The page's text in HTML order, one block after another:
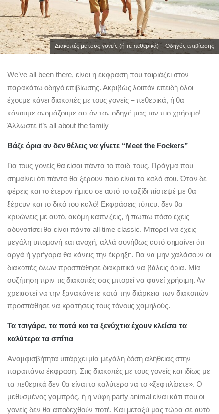
Διακοπές με τους γονείς (ή τα πεθερικά) – Οδηγός επιβίωσης
We’ve all been there, είναι η έκφραση που ταιριάζει στον
παρακάτω οδηγό επιβίωσης. Ακριβώς λοιπόν επειδή όλοι
έχουμε κάνει διακοπές με τους γονείς – πεθερικά, ή θα
κάνουμε ονομάζουμε αυτόν τον οδηγό μας τον πιο χρήσιμο!
Άλλωστε it’s all about the family.
Βάζε όρια αν δεν θέλεις να γίνετε “Meet the Fockers”
Για τους γονείς θα είσαι πάντα το παιδί τους. Πράγμα που
σημαίνει ότι πάντα θα ξέρουν ποιο είναι το καλό σου. Όταν δε
φέρεις και το έτερον ήμισυ σε αυτό το ταξίδι πίστεψέ με θα
ξέρουν και το δικό του καλό! Εκφράσεις τύπου, δεν θα
κρυώνεις με αυτό, ακόμη καπνίζεις, ή πωπω πόσο έχεις
αδυνατίσει θα είναι πάντα all time classic. Μπορεί να έχεις
μεγάλη υπομονή και ανοχή, αλλά συνήθως αυτό σημαίνει ότι
αργά ή γρήγορα θα κάνεις την έκρηξη. Για να μην χαλάσουν οι
διακοπές όλων προσπάθησε διακριτικά να βάλεις όρια. Μία
συζήτηση πριν τις διακοπές σας μπορεί να φανεί χρήσιμη. Αν
χρειαστεί να την ξανακάνετε κατά την διάρκεια των διακοπών
προσπάθησε να κρατήσεις τους τόνους χαμηλούς.
Τα τσιγάρα, τα ποτά και τα ξενύχτια έχουν κλείσει τα
καλύτερα τα σπίτια
Αναμφισβήτητα υπάρχει μία μεγάλη δόση αλήθειας στην
παραπάνω έκφραση. Στις διακοπές με τους γονείς και ιδίως με
τα πεθερικά δεν θα είναι το καλύτερο να το «ξεφτιλίσετε». Ο
μεθυσμένος γαμπρός, ή η νύφη party animal είναι κάτι που οι
γονείς δεν θα αποδεχθούν ποτέ. Και μεταξύ μας τώρα σε αυτό